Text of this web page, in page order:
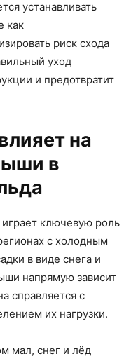
устанавливать
как
риск схода
уход
и предотвратит
на
в
ключевую роль
с холодным
в виде снега и
напрямую зависит
справляется с
их нагрузки.
мал, снег и лёд